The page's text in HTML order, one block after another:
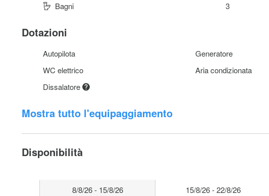
Bagni
3
Dotazioni
Autopilota Generatore
WC elettrico
Aria condizionata
Dissalatore
Mostra tutto l'equipaggiamento
Disponibilità
8/8/26 - 15/8/26
15/8/26 - 22/8/26